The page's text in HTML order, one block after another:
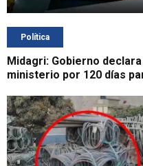
Política
Midagri: Gobierno
ministerio por 120 días